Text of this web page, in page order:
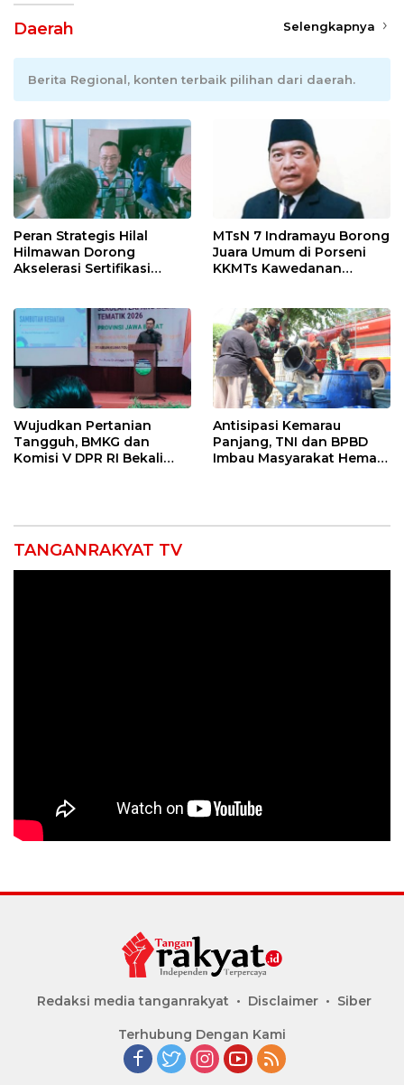
Daerah Selengkapnya
Berita Regional, konten terbaik pilihan dari daerah.
Peran Strategis Hilal
Hilmawan Dorong
Akselerasi Sertifikasi
Indramayu
MTsN 7 Indramayu Borong
Juara Umum di Porseni
KKMTs Kawedanan
Wujudkan Pertanian
Tangguh, BMKG dan
Komisi V DPR RI Bekali
Antisipasi Kemarau
Panjang, TNI dan BPBD
Imbau Masyarakat Hemat
TANGANRAKYAT TV
Redaksi media tanganrakyat Disclaimer Siber
Terhubung Dengan Kami